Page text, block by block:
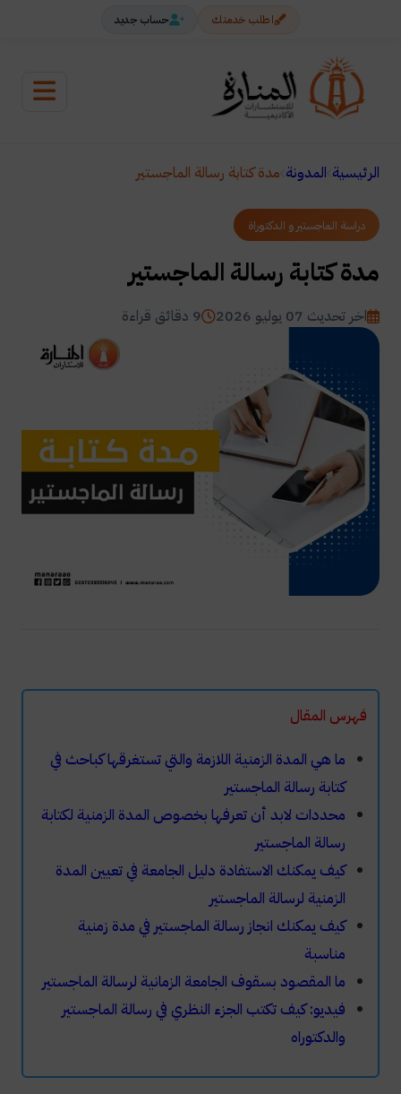
اطلب خدمتك حساب جديد
الرئيسية المدونة مدة كتابة رسالة الماجستير
دراسة الماجستير و الدكتوراة
مدة كتابة رسالة الماجستير
اخر تحديث 07 يوليو 2026 9 دقائق قراءة
فهرس المقال
ما هي المدة الزمنية اللازمة والتي تستغرقها كباحث في
كتابة رسالة الماجستير
​محددات لابد أن تعرفها بخصوص المدة الزمنية لكتابة
رسالة الماجستير
كيف يمكنك الاستفادة دليل الجامعة في تعيين المدة
الزمنية لرسالة الماجستير
​كيف يمكنك انجاز رسالة الماجستير في مدة زمنية
مناسبة
​ما المقصود بسقوف الجامعة الزمانية لرسالة الماجستير
فيديو: كيف تكتب الجزء النظري في رسالة الماجستير
والدكتوراه